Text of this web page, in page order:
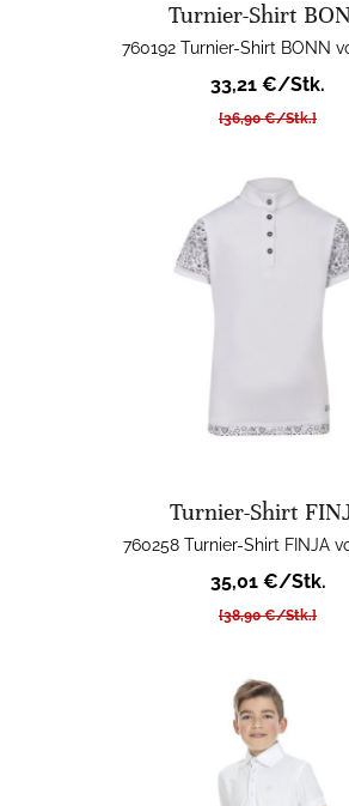
Turnier-Shirt
760192 Turnier-Shirt BONN
33,21 €/Stk.
[36,90 €/Stk.]
Turnier-Shirt
760258 Turnier-Shirt FINJA
35,01 €/Stk.
[38,90 €/Stk.]